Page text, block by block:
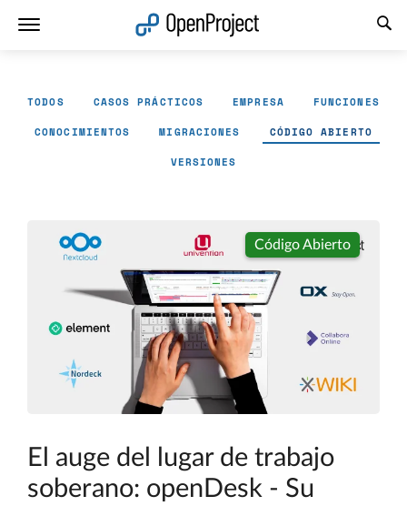
TODOS CASOS PRÁCTICOS EMPRESA FUNCIONES
CONOCIMIENTOS MIGRACIONES CÓDIGO ABIERTO
VERSIONES
Código Abierto
El auge del lugar de trabajo
soberano: openDesk - Su
Abrir vínculo en un nuevo panel